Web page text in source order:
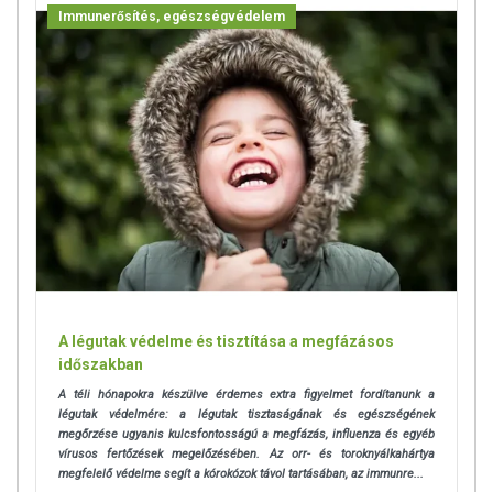
TOVÁBBI TUDNIVALÓK
Tárolás: Száraz helyen korlátlan ideig tárolható.
Nettó tömeg: 1 kg
Forgalmazó: PALEOCENTRUM Kft.
Immunerősítés, egészségvédelem
A légutak védelme és tisztítása a megfázásos
időszakban
A téli hónapokra készülve érdemes extra figyelmet fordítanunk a
légutak védelmére: a légutak tisztaságának és egészségének
megőrzése ugyanis kulcsfontosságú a megfázás, influenza és egyéb
vírusos fertőzések megelőzésében. Az orr- és toroknyálkahártya
megfelelő védelme segít a kórokózok távol tartásában, az immunre...